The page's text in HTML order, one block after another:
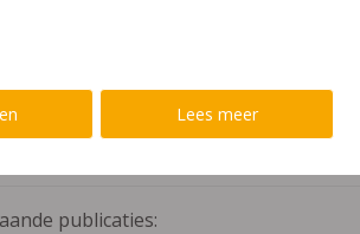
publicaties:
Lees meer